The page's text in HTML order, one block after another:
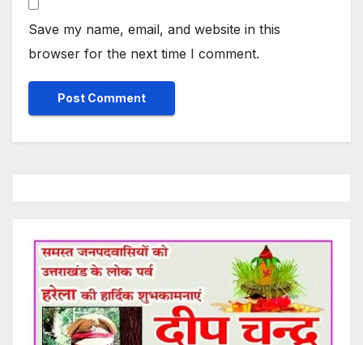
Save my name, email, and website in this
browser for the next time I comment.